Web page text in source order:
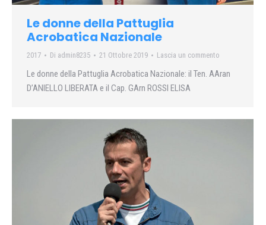
Le donne della Pattuglia
Acrobatica Nazionale
2017 Di admin8235 21 Ottobre 2019 Lascia un commento
Le donne della Pattuglia Acrobatica Nazionale: il Ten. AAran
D’ANIELLO LIBERATA e il Cap. GArn ROSSI ELISA